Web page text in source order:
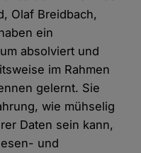
Olaf Breidbach,
ein
absolviert und
im Rahmen
gelernt. Sie
wie mühselig
Daten sein kann,
und